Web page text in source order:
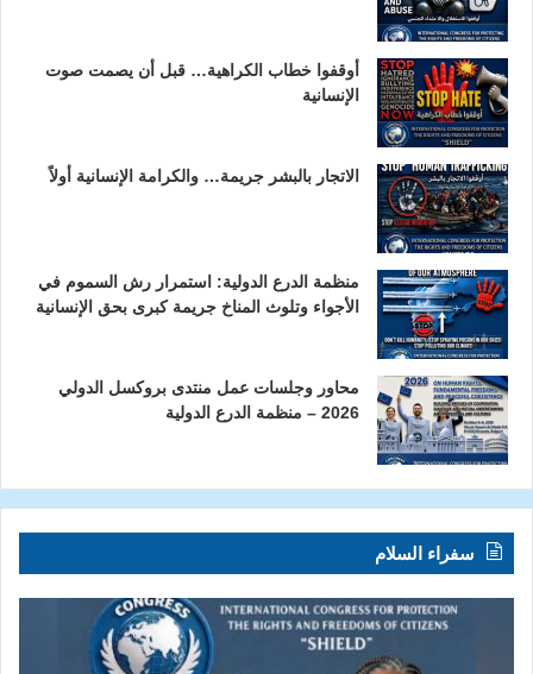
أوقفوا خطاب الكراهية… قبل أن يصمت صوت
الإنسانية
الاتجار بالبشر جريمة… والكرامة الإنسانية أولاً
منظمة الدرع الدولية: استمرار رش السموم في
الأجواء وتلوث المناخ جريمة كبرى بحق الإنسانية
محاور وجلسات عمل منتدى بروكسل الدولي
2026 – منظمة الدرع الدولية
سفراء السلام